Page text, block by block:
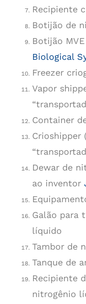
Recipiente
Botijão de
Botijão
Biological
Freezer
Vapor
Container
Crioshipper
Dewar de
ao inventor
Galão para
líquido
Tambor de
Tanque de
Recipiente
nitrogênio